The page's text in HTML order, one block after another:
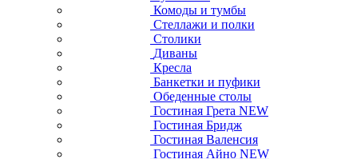
Комоды и тумбы
Стеллажи и полки
Столики
Диваны
Кресла
Банкетки и пуфики
Обеденные столы
Гостиная Грета NEW
Гостиная Бридж
Гостиная Валенсия
Гостиная Айно NEW